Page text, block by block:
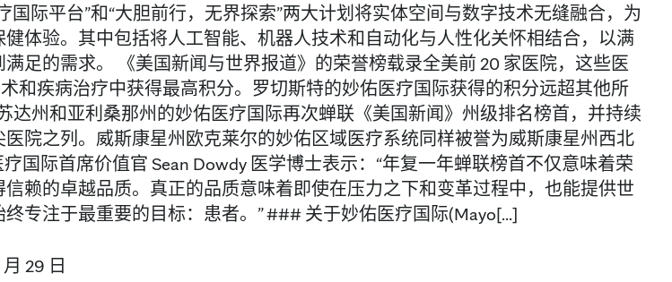
国际平台”和“大胆前行，无界探索”两大计划将实体空间与数字技术无缝融合，为
体验。其中包括将人工智能、机器人技术和自动化与人性化关怀相结合，以满
足的需求。 《美国新闻与世界报道》的荣誉榜载录全美前 20 家医院，这些医
术和疾病治疗中获得最高积分。罗切斯特的妙佑医疗国际获得的积分远超其他所
达州和亚利桑那州的妙佑医疗国际再次蝉联《美国新闻》州级排名榜首，并持续
院之列。威斯康星州欧克莱尔的妙佑区域医疗系统同样被誉为威斯康星州西北
国际首席价值官 Sean Dowdy 医学博士表示：“年复一年蝉联榜首不仅意味着荣
赖的卓越品质。真正的品质意味着即使在压力之下和变革过程中，也能提供世
专注于最重要的目标：患者。” ### 关于妙佑医疗国际(Mayo[...]
29 日